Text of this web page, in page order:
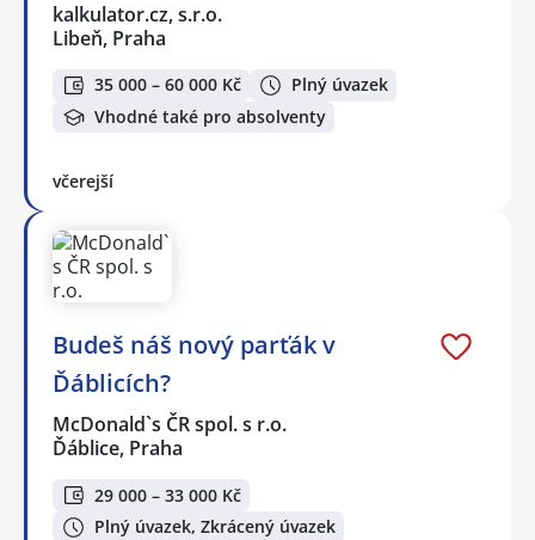
kalkulator.cz, s.r.o.
Libeň, Praha
35 000 – 60 000 Kč
Plný úvazek
Vhodné také pro absolventy
včerejší
Budeš náš nový parťák v
Ďáblicích?
McDonald`s ČR spol. s r.o.
Ďáblice, Praha
29 000 – 33 000 Kč
Plný úvazek, Zkrácený úvazek